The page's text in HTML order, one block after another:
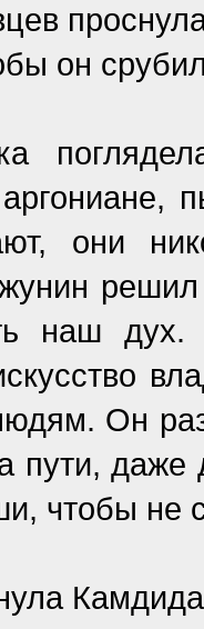
он
они
решил
наш
Он
пути,
чтобы не